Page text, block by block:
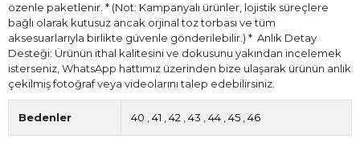
özenle paketlenir. * (Not: Kampanyalı ürünler, lojistik süreçlere
bağlı olarak kutusuz ancak orjinal toz torbası ve tüm
aksesuarlarıyla birlikte güvenle gönderilebilir.) * ⁠ Anlık Detay
Desteği: Ürünün ithal kalitesini ve dokusunu yakından incelemek
isterseniz, WhatsApp hattımız üzerinden bize ulaşarak ürünün anlık
çekilmiş fotoğraf veya videolarını talep edebilirsiniz.
Bedenler 40 41 42 43 44 45 46